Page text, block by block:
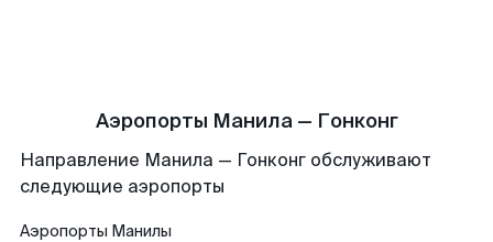
Аэропорты Манила — Гонконг
Направление Манила — Гонконг обслуживают
следующие аэропорты
Аэропорты Манилы